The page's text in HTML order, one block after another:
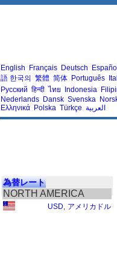
English Français Deutsch
語 한국의 繁體 简体 Português
Русский हिन्दी ไทย Indonesia
Nederlands Dansk Svenska
Ελληνικά Polska Türkçe العربية
為替レート
NORTH AMERICA
USD アメリカドル